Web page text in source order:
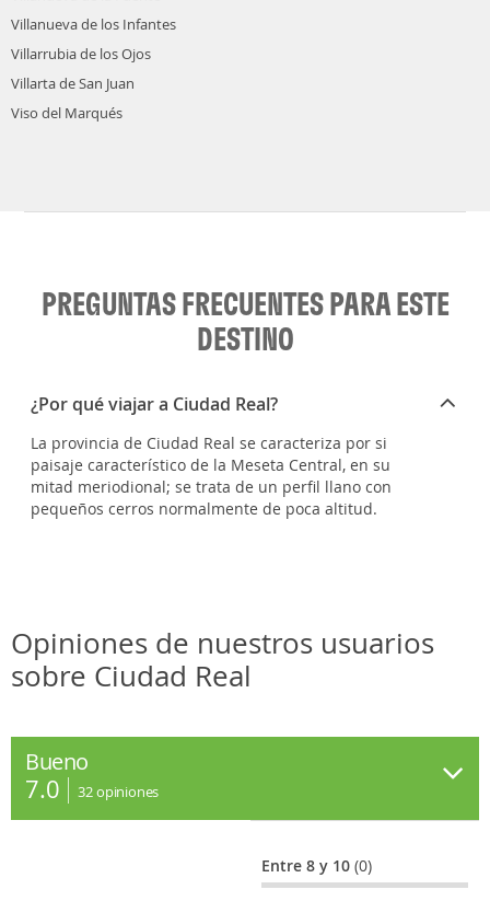
Villanueva de los Infantes
Villarrubia de los Ojos
Villarta de San Juan
Viso del Marqués
PREGUNTAS FRECUENTES PARA ESTE
DESTINO
¿Por qué viajar a Ciudad Real?
La provincia de Ciudad Real se caracteriza por si
paisaje característico de la Meseta Central, en su
mitad meriodional; se trata de un perfil llano con
pequeños cerros normalmente de poca altitud.
Opiniones de nuestros usuarios
sobre Ciudad Real
Bueno
7.0 32opiniones
Entre 8 y 10(0)